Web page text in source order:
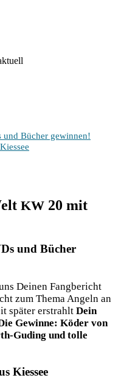
Bücher gewinnen!
KW 20 mit
und Bücher
Dei­nen Fang­be­richt
zum The­ma Angeln an
spä­ter erstrahlt Dein
Gewin­ne: Köder von
Guding und tol­le
Kiessee